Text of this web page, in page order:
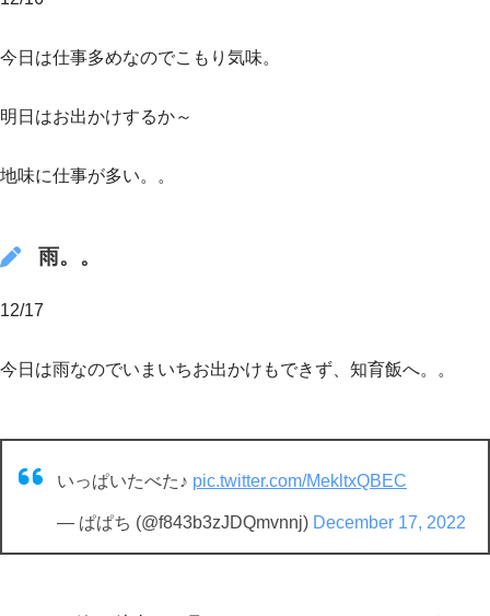
今日は仕事多めなのでこもり気味。
明日はお出かけするか～
地味に仕事が多い。。
雨。。
12/17
今日は雨なのでいまいちお出かけもできず、知育飯へ。。
いっぱいたべた♪ pic.twitter.com/MekltxQBEC
— ぱぱち (@f843b3zJDQmvnnj) December 17, 2022